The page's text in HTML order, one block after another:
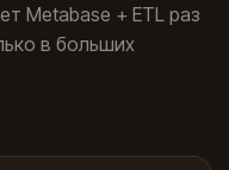
Metabase + ETL раз
в больших